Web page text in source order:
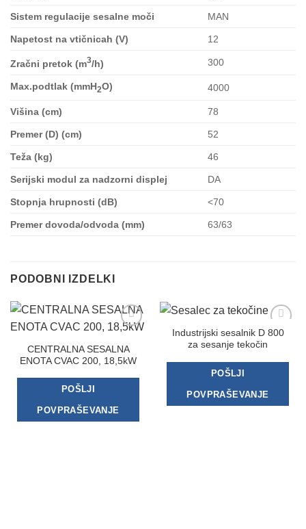
Sistem regulacije sesalne moči MAN
Napetost na vtičnicah (V) 12
Zračni pretok (m3/h) 300
Max.podtlak (mmH2O) 4000
Višina (cm) 78
Premer (D) (cm) 52
Teža (kg) 46
Serijski modul za nadzorni displej DA
Stopnja hrupnosti (dB) <70
Premer dovoda/odvoda (mm) 63/63
PODOBNI IZDELKI
na
seznam
želja
CENTRALNA SESALNA
ENOTA CVAC 200, 18,5kW
POŠLJI
POVPRAŠEVANJE
Dodaj
želja
Industrijski sesalnik D 800
za sesanje tekočin
POŠLJI
POVPRAŠEVANJE